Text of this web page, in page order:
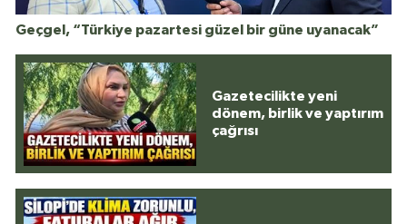
Geçgel, “Türkiye pazartesi güzel bir güne uyanacak”
Gazetecilikte yeni
dönem, birlik ve yaptırım
çağrısı